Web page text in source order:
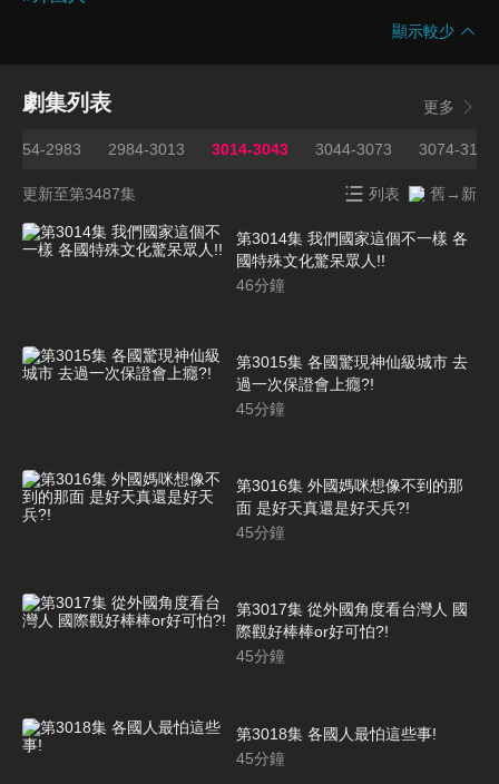
顯示較少
劇集列表 更多
2954-2983 2984-3013 3014-3043 3044-3073 3074-3103
更新至第3487集 列表 舊→新
第3014集 我們國家這個不一樣 各
國特殊文化驚呆眾人!!
46分鐘
第3015集 各國驚現神仙級城市 去
過一次保證會上癮?!
45分鐘
第3016集 外國媽咪想像不到的那
面 是好天真還是好天兵?!
45分鐘
第3017集 從外國角度看台灣人 國
際觀好棒棒or好可怕?!
45分鐘
第3018集 各國人最怕這些事!
45分鐘